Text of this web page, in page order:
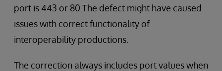
port is 443 or 80.The defect might have caused
issues with correct functionality of
interoperability productions.
The correction always includes port values when